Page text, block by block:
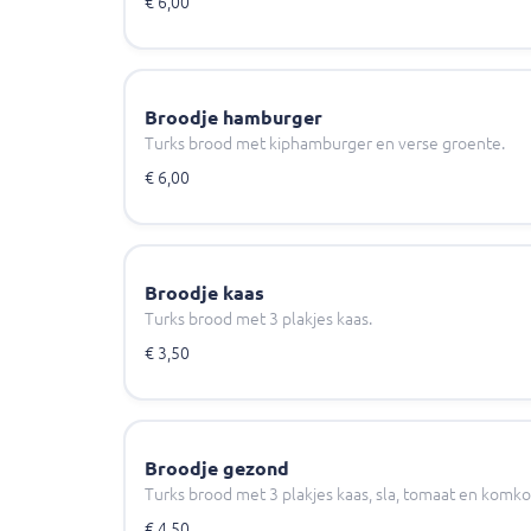
Broodje hamburger
Turks brood met kiphamburger en verse groente.
€ 6,00
Broodje kaas
Turks brood met 3 plakjes kaas.
€ 3,50
Broodje gezond
Turks brood met 3 plakjes kaas, sla, tomaat en